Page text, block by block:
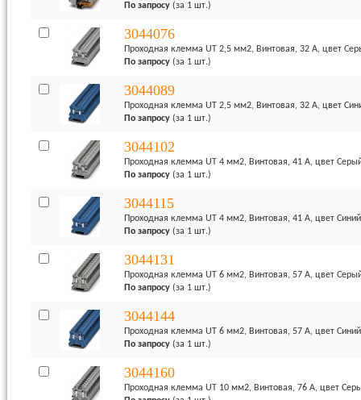
По запросу (за 1 шт.)
3044076
Проходная клемма UT 2,5 мм2, Винтовая, 32 А, цвет
По запросу (за 1 шт.)
3044089
Проходная клемма UT 2,5 мм2, Винтовая, 32 А, цвет
По запросу (за 1 шт.)
3044102
Проходная клемма UT 4 мм2, Винтовая, 41 А, цвет
По запросу (за 1 шт.)
3044115
Проходная клемма UT 4 мм2, Винтовая, 41 А, цвет Синий
По запросу (за 1 шт.)
3044131
Проходная клемма UT 6 мм2, Винтовая, 57 А, цвет
По запросу (за 1 шт.)
3044144
Проходная клемма UT 6 мм2, Винтовая, 57 А, цвет Синий
По запросу (за 1 шт.)
3044160
Проходная клемма UT 10 мм2, Винтовая, 76 А, цвет